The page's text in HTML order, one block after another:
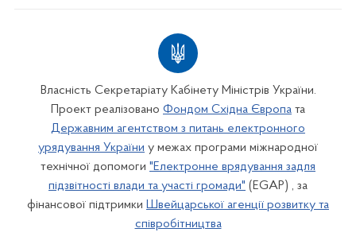
Власність Секретаріату Кабінету Міністрів України.
Проект реалізовано Фондом Східна Європа та
Державним агентством з питань електронного
урядування України у межах програми міжнародної
технічної допомоги "Електронне врядування задля
підзвітності влади та участі громади" (EGAP) , за
фінансової підтримки Швейцарської агенції розвитку та
співробітництва